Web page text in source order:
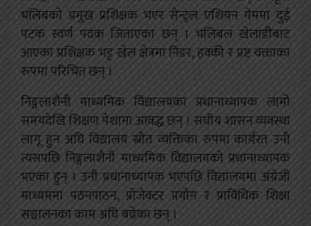
भलिबको प्रमुख प्रशिक्षक भएर सेन्ट्रल एशियन गेममा दुई
पटक स्वर्ण पदक जिताएका छन् । भलिबल खेलाडीबाट
आएका प्रशिक्षक भट्ट खेल क्षेत्रमा निडर, हक्की र प्रष्ट वक्ताका
रुपमा परिचित छन् ।
निङ्गलाशैनी माध्यमिक विद्यालयका प्रधानाध्यापक लामो
समयदेखि शिक्षण पेशामा आवद्ध छन् । संघीय शासन व्यवस्था
लागू हुन अघि विद्यालय स्रोत व्यक्तिका रुपमा कार्यरत उनी
त्यसपछि निङ्गलाशैनी माध्यमिक विद्यालयको प्रधानाध्यापक
भएका हुन् । उनी प्रधानाध्यापक भएपछि विद्यालयमा अंग्रेजी
माध्यममा पठनपाठन, प्रोजेक्टर प्रयोग र प्राविधिक शिक्षा
सञ्चालनका काम अघि बढेका छन् ।